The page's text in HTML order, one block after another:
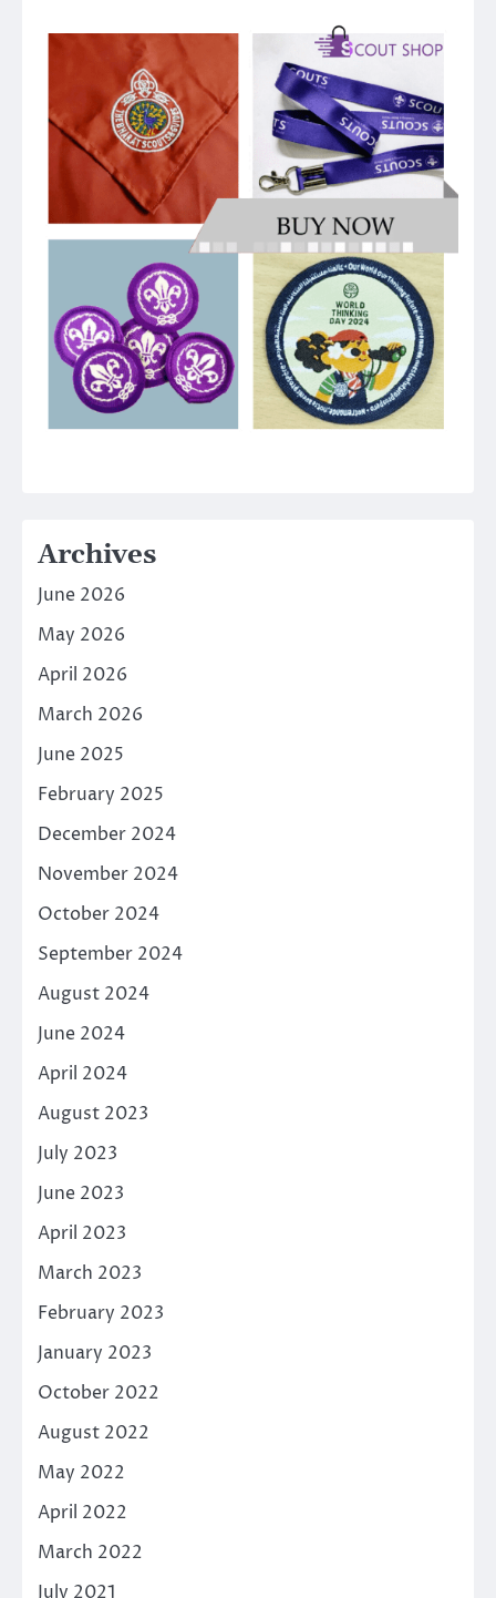
Archives
June 2026
May 2026
April 2026
March 2026
June 2025
February 2025
December 2024
November 2024
October 2024
September 2024
August 2024
June 2024
April 2024
August 2023
July 2023
June 2023
April 2023
March 2023
February 2023
January 2023
October 2022
August 2022
May 2022
April 2022
March 2022
July 2021